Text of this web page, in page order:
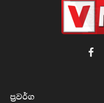
ප්‍රවර්​ග